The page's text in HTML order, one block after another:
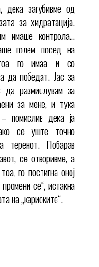
дека загубивме од
за хидратација.
имаше контрола…
голем посед на
тоа го имаа и со
да победат. Јас за
да размислувам за
за мене, и тука
помислив дека ја
се уште точно
теренот. Побарав
се отворивме, а
го постигна оној
се“, истакна
на „кариоките“.